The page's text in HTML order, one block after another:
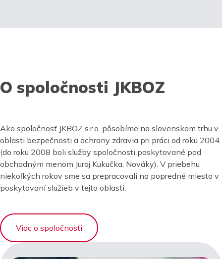
O spoločnosti JKBOZ
Ako spoločnosť JKBOZ s.r.o. pôsobíme na slovenskom trhu v
oblasti bezpečnosti a ochrany zdravia pri práci od roku 2004
(do roku 2008 boli služby spoločnosti poskytované pod
obchodným menom Juraj Kukučka, Nováky). V priebehu
niekoľkých rokov sme sa prepracovali na popredné miesto v
poskytovaní služieb v tejto oblasti.
Viac o spoločnosti